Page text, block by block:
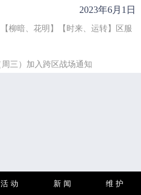
2023年6月1日
柳暗、花明】【时来、运转】区服
三）加入跨区战场通知
活 动 新 闻 维 护